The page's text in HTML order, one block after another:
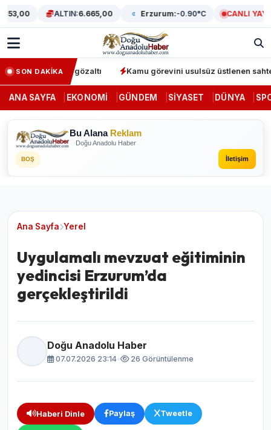
ALTIN:6.665,00 Erzurum:-0.90°C CANLI YAYIN
SON DAKİKA
64 gözaltı Kamu görevini usulsüz üstlenen sahte
ANA SAYFA EKONOMI GÜNDEM SIYASET DÜNYA
Bu Alana Reklam
Doğu Anadolu Haber
BOŞ İletişim
Ana Sayfa Yerel
Uygulamalı mevzuat eğitiminin
yedincisi Erzurum’da
gerçekleştirildi
Doğu Anadolu Haber
07.07.2026 23:14• 26 Görüntülenme
Haberi Dinle Paylaş Tweetle